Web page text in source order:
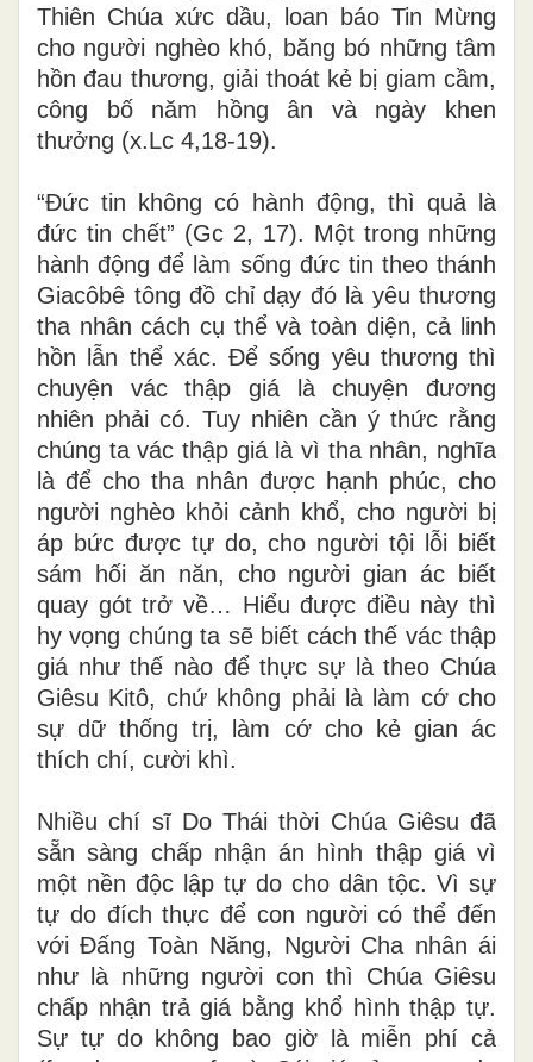
Thiên Chúa xức dầu, loan báo Tin Mừng
cho người nghèo khó, băng bó những tâm
hồn đau thương, giải thoát kẻ bị giam cầm,
công bố năm hồng ân và ngày khen
thưởng (x.Lc 4,18-19).
“Đức tin không có hành động, thì quả là
đức tin chết” (Gc 2, 17). Một trong những
hành động để làm sống đức tin theo thánh
Giacôbê tông đồ chỉ dạy đó là yêu thương
tha nhân cách cụ thể và toàn diện, cả linh
hồn lẫn thể xác. Để sống yêu thương thì
chuyện vác thập giá là chuyện đương
nhiên phải có. Tuy nhiên cần ý thức rằng
chúng ta vác thập giá là vì tha nhân, nghĩa
là để cho tha nhân được hạnh phúc, cho
người nghèo khỏi cảnh khổ, cho người bị
áp bức được tự do, cho người tội lỗi biết
sám hối ăn năn, cho người gian ác biết
quay gót trở về… Hiểu được điều này thì
hy vọng chúng ta sẽ biết cách thế vác thập
giá như thế nào để thực sự là theo Chúa
Giêsu Kitô, chứ không phải là làm cớ cho
sự dữ thống trị, làm cớ cho kẻ gian ác
thích chí, cười khì.
Nhiều chí sĩ Do Thái thời Chúa Giêsu đã
sẵn sàng chấp nhận án hình thập giá vì
một nền độc lập tự do cho dân tộc. Vì sự
tự do đích thực để con người có thể đến
với Đấng Toàn Năng, Người Cha nhân ái
như là những người con thì Chúa Giêsu
chấp nhận trả giá bằng khổ hình thập tự.
Sự tự do không bao giờ là miễn phí cả